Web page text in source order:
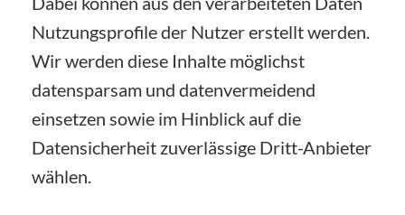
Nutzungsprofile der Nutzer erstellt werden.
Wir werden diese Inhalte möglichst
datensparsam und datenvermeidend
einsetzen sowie im Hinblick auf die
Datensicherheit zuverlässige Dritt-Anbieter
wählen.